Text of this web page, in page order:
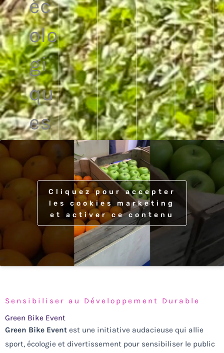
éc
olo
gi
qu
es
Cliquez pour accepter
les cookies marketing
et activer ce contenu
Sensibiliser au Développement Durable
Green Bike Event
Green Bike Event est une initiative audacieuse qui allie
sport, écologie et divertissement pour sensibiliser le public